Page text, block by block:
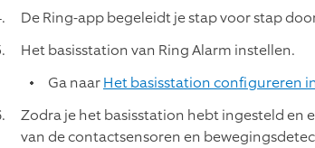
De Ring-app begeleidt je stap voor stap
Het basisstation van Ring Alarm instellen.
Ga naarHet basisstation configureren
Zodra je het basisstation hebt ingesteld en
van de contactsensoren en